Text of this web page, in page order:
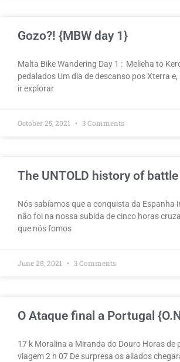
Gozo?! {MBW day 1}
Malta Bike Wandering Day 1 : Melieha to
pedalados Um dia de descanso pos Xterra
ir explorar
October 25, 2021 3 Comments
The UNTOLD history of
Nós sabíamos que a conquista da Espanha
não foi na nossa subida de cinco horas
que nós fomos
June 28, 2021 3 Comments
O Ataque final a Portugal
17 k Moralina a Miranda do Douro Horas de
viagem 2 h 07 De surpresa os aliados